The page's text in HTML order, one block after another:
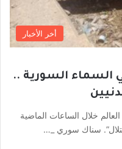
أخر الأخبار
السماء السورية ..
خلال الساعات الماضية
سناك سوري _…